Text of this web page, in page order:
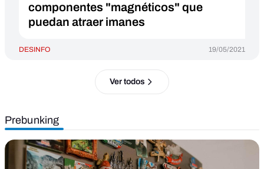
componentes "magnéticos" que
puedan atraer imanes
DESINFO 19/05/2021
Ver todos
Prebunking